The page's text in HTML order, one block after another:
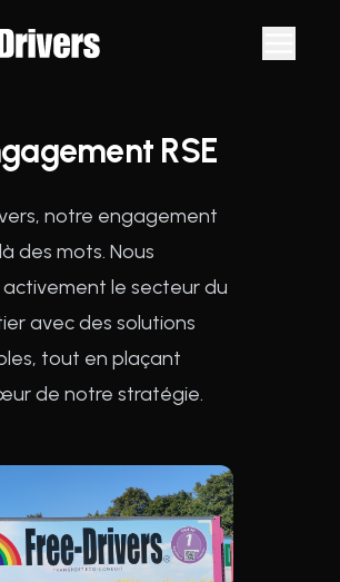
RSE
notre engagement
des mots. Nous
le secteur du
avec des solutions
tout en plaçant
de notre stratégie.